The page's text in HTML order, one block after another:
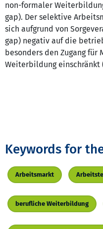
non-formaler
gap). Der selektive
sich aufgrund von
gap) negativ auf die
besonders den Zugang für
Weiterbildung
Keywords for
Arbeitsmarkt
berufliche Weiterbildung